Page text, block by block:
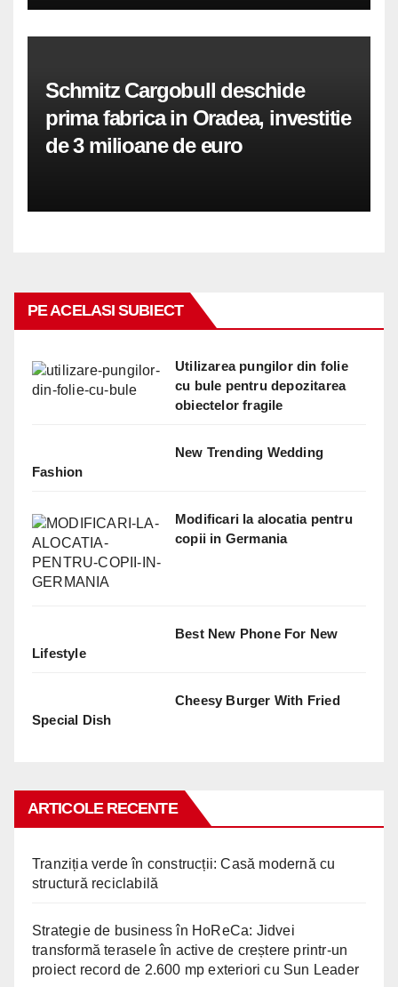
Schmitz Cargobull deschide
prima fabrica in Oradea, investitie
de 3 milioane de euro
PE ACELASI SUBIECT
Utilizarea pungilor din folie
cu bule pentru depozitarea
obiectelor fragile
New Trending Wedding
Fashion
Modificari la alocatia pentru
copii in Germania
Best New Phone For New
Lifestyle
Cheesy Burger With Fried
Special Dish
ARTICOLE RECENTE
Tranziția verde în construcții: Casă modernă cu
structură reciclabilă
Strategie de business în HoReCa: Jidvei
transformă terasele în active de creștere printr-un
proiect record de 2.600 mp exteriori cu Sun Leader